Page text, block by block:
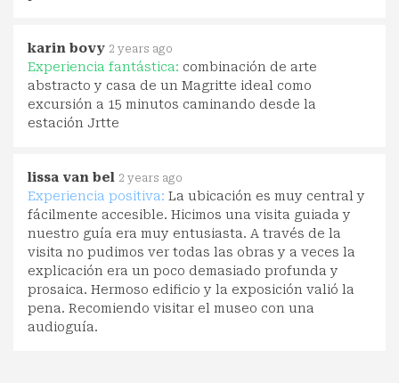
karin bovy 2 years ago
Experiencia fantástica: combinación de arte
abstracto y casa de un Magritte ideal como
excursión a 15 minutos caminando desde la
estación Jrtte
lissa van bel 2 years ago
Experiencia positiva: La ubicación es muy central y
fácilmente accesible. Hicimos una visita guiada y
nuestro guía era muy entusiasta. A través de la
visita no pudimos ver todas las obras y a veces la
explicación era un poco demasiado profunda y
prosaica. Hermoso edificio y la exposición valió la
pena. Recomiendo visitar el museo con una
audioguía.